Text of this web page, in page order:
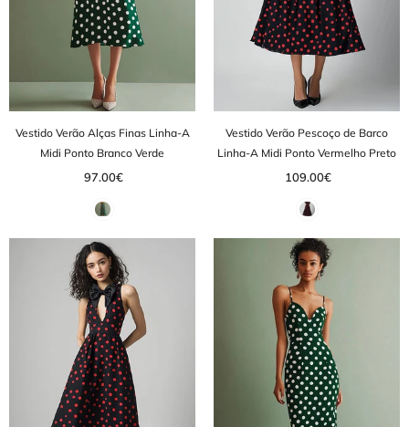
Vestido Verão Alças Finas Linha-A
Midi Ponto Branco Verde
97.00€
Vestido Verão Pescoço de Barco
Linha-A Midi Ponto Vermelho Preto
109.00€